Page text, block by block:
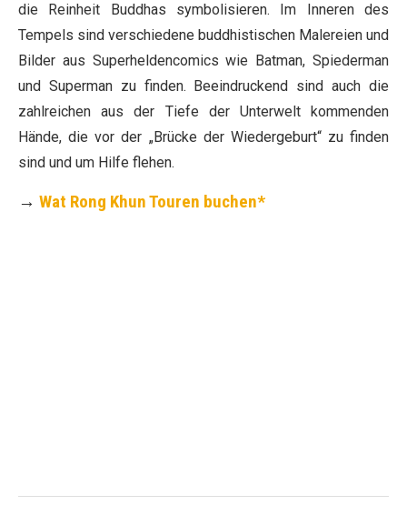
die Reinheit Buddhas symbolisieren. Im Inneren des
Tempels sind verschiedene buddhistischen Malereien und
Bilder aus Superheldencomics wie Batman, Spiederman
und Superman zu finden. Beeindruckend sind auch die
zahlreichen aus der Tiefe der Unterwelt kommenden
Hände, die vor der „Brücke der Wiedergeburt“ zu finden
sind und um Hilfe flehen.
→ Wat Rong Khun Touren buchen*